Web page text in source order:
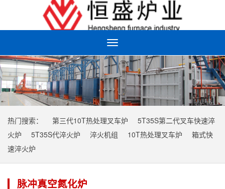
Toggle
navigation
热门搜索： 第三代10T热处理叉车炉
5T35S第二代叉车快速淬
火炉
5T35S代淬火炉 淬火机组 10T热处理叉车炉
箱式快
速淬火炉
脉冲真空氮化炉